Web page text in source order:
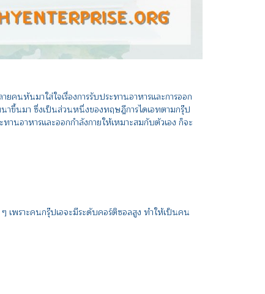
หันมาใส่ใจเรื่องการรับประทานอาหารและการออก
าขึ้นมา ซึ่งเป็นส่วนหนึ่งของทฤษฎีการไดเอทตามกรุ๊ป
นอาหารและออกกำลังกายให้เหมาะสมกับตัวเอง ก็จะ
เพราะคนกรุ๊ปเอจะมีระดับคอร์ติซอลสูง ทำให้เป็นคน